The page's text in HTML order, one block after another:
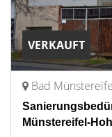
VERKAUFT
Bad
Münstereifel-